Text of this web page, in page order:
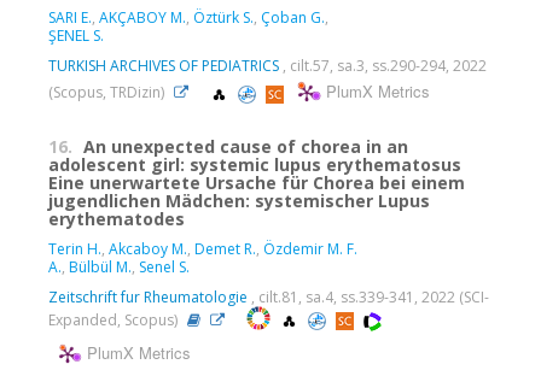
SARI E., AKÇABOY M., Öztürk S., Çoban G.,
ŞENEL S.
TURKISH ARCHIVES OF PEDIATRICS , cilt.57, sa.3, ss.290-294, 2022
(Scopus, TRDizin)
PlumX Metrics
16. An unexpected cause of chorea in an
adolescent girl: systemic lupus erythematosus
Eine unerwartete Ursache für Chorea bei einem
jugendlichen Mädchen: systemischer Lupus
erythematodes
Terin H., Akcaboy M., Demet R., Özdemir M. F.
A., Bülbül M., Senel S.
Zeitschrift fur Rheumatologie , cilt.81, sa.4, ss.339-341, 2022 (SCI-
Expanded, Scopus)
PlumX Metrics